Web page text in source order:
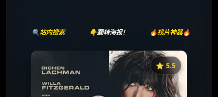
🔍站内搜索 👇翻转海报！ 🔥找片神器🔥
⭐️ 5.5
《赏金猎手》
收藏
⭐️ 评分：5.5 | 🎬 2026年